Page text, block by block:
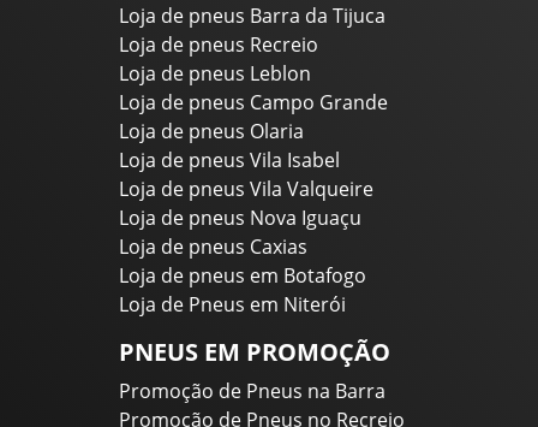
Loja de pneus Barra da Tijuca
Loja de pneus Recreio
Loja de pneus Leblon
Loja de pneus Campo Grande
Loja de pneus Olaria
Loja de pneus Vila Isabel
Loja de pneus Vila Valqueire
Loja de pneus Nova Iguaçu
Loja de pneus Caxias
Loja de pneus em Botafogo
Loja de Pneus em Niterói
PNEUS EM PROMOÇÃO
Promoção de Pneus na Barra
Promoção de Pneus no Recreio